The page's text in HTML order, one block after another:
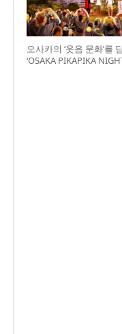
오사카의 ‘웃음 문화’를
‘OSAKA PIKAPIKA